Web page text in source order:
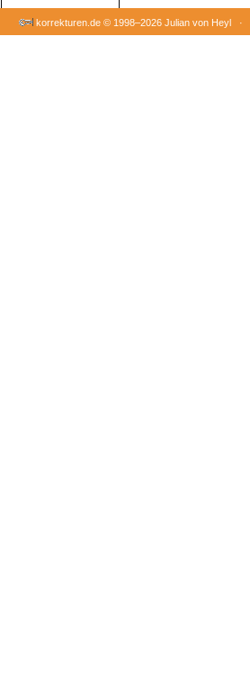
korrekturen.de © 1998–2026 Julian von Heyl ·